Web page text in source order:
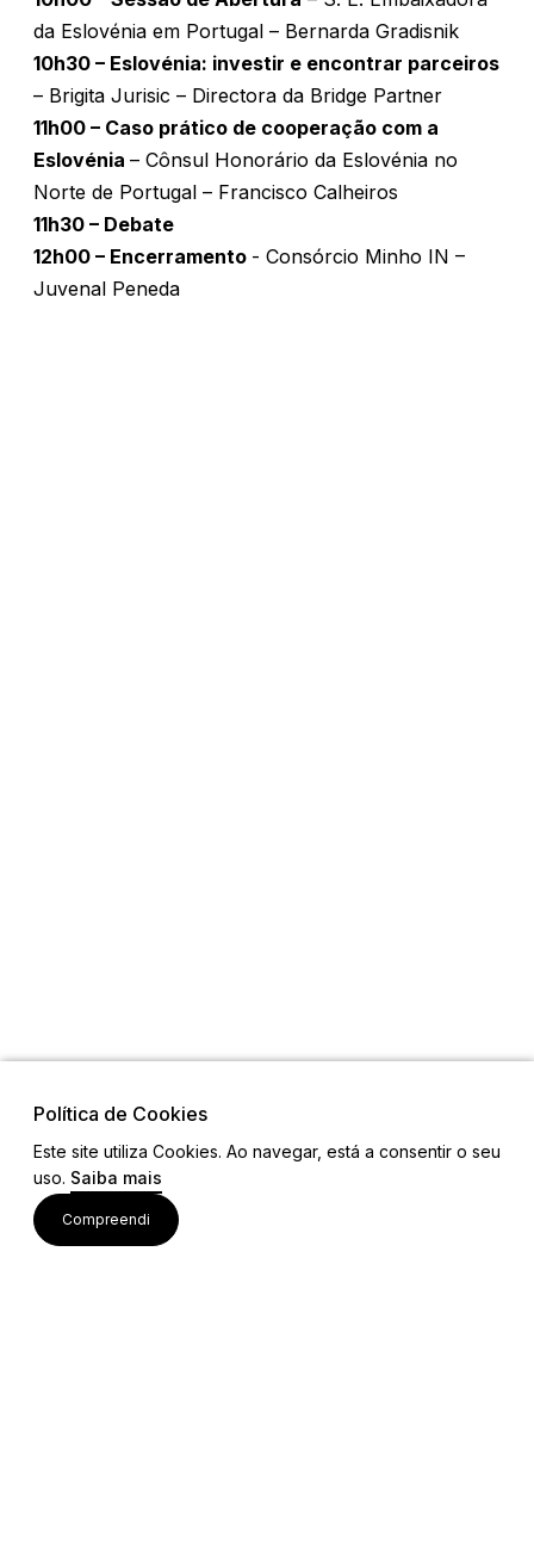
da Eslovénia em Portugal – Bernarda Gradisnik
10h30 – Eslovénia: investir e encontrar parceiros
– Brigita Jurisic – Directora da Bridge Partner
11h00 – Caso prático de cooperação com a
Eslovénia – Cônsul Honorário da Eslovénia no
Norte de Portugal – Francisco Calheiros
11h30 – Debate
12h00 – Encerramento - Consórcio Minho IN –
Juvenal Peneda
Política de Cookies
Este site utiliza Cookies. Ao navegar, está a consentir o seu
uso. Saiba mais
Compreendi
Links
Ligações Úteis
Contactos